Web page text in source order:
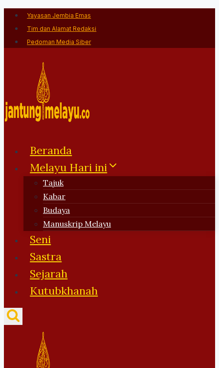
Skip
content
Yayasan Jembia Emas
Tim dan Alamat Redaksi
Pedoman Media Siber
Beranda
Melayu Hari ini
Tajuk
Kabar
Budaya
Manuskrip Melayu
Seni
Sastra
Sejarah
Kutubkhanah